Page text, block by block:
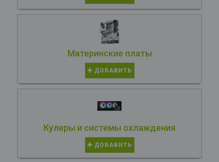
Материнские платы
ДОБАВИТЬ
Кулеры и системы охлаждения
ДОБАВИТЬ